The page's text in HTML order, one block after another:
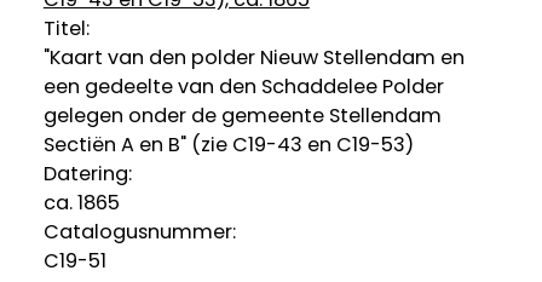
Titel:
"Kaart van den polder Nieuw Stellendam en
een gedeelte van den Schaddelee Polder
gelegen onder de gemeente Stellendam
Sectiën A en B" (zie C19-43 en C19-53)
Datering:
ca. 1865
Catalogusnummer:
C19-51